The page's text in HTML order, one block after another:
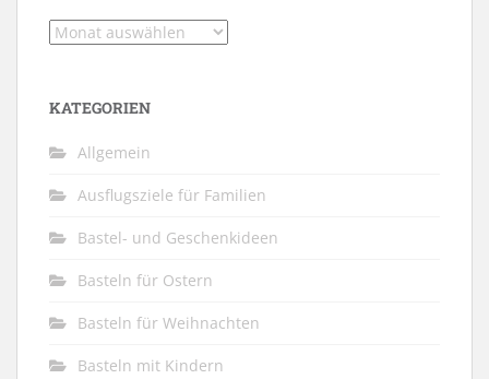
Archiv
KATEGORIEN
Allgemein
Ausflugsziele für Familien
Bastel- und Geschenkideen
Basteln für Ostern
Basteln für Weihnachten
Basteln mit Kindern